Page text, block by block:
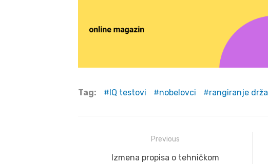
Tag: IQ testovi nobelovci rangiranje
navigation
Previous
Previous
Izmena propisa o tehničkom